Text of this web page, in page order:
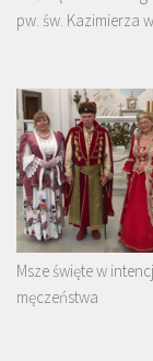
pw. św. Kazimierza
Msze święte w
męczeństwa